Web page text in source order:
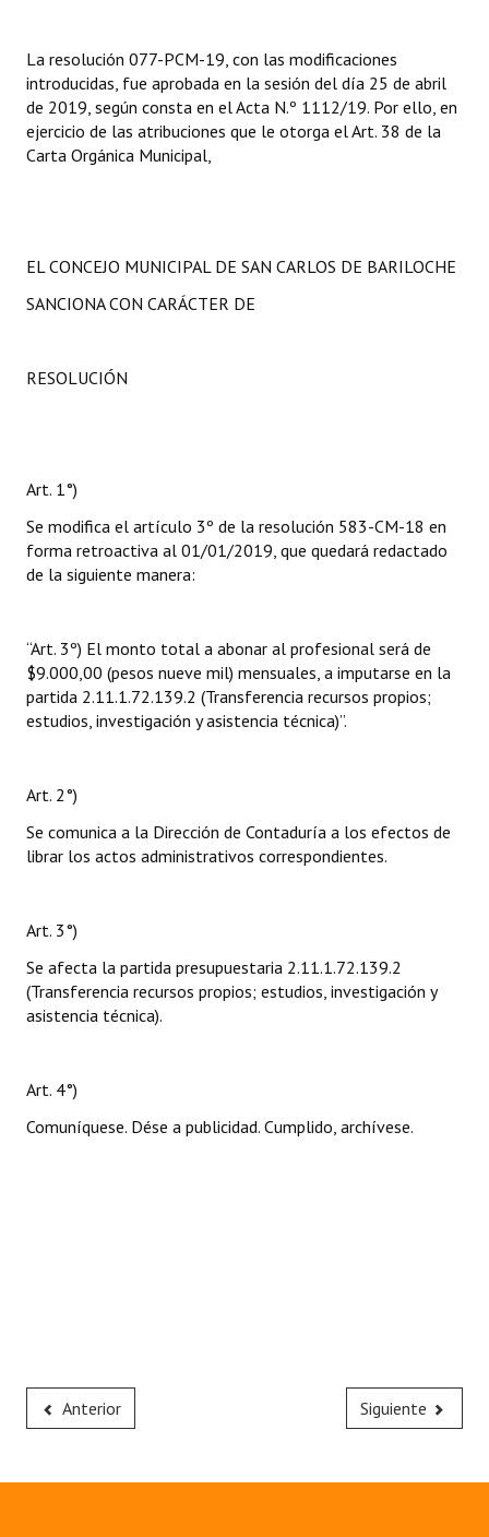
Audiencias Públicas - Registro
Mujeres que Dejaron Huellas - Registro
Periodistas Decanos - Registro
Reconocimientos - Registro
La resolución 077-PCM-19, con las modificaciones
introducidas, fue aprobada en la sesión del día 25 de abril
de 2019, según consta en el Acta N.º 1112/19. Por ello, en
ejercicio de las atribuciones que le otorga el Art. 38 de la
Carta Orgánica Municipal,
EL CONCEJO MUNICIPAL DE SAN CARLOS DE BARILOCHE
SANCIONA CON CARÁCTER DE
RESOLUCIÓN
Art. 1°)
Se modifica el artículo 3º de la resolución 583-CM-18 en
forma retroactiva al 01/01/2019, que quedará redactado
de la siguiente manera:
“Art. 3º) El monto total a abonar al profesional será de
$9.000,00 (pesos nueve mil) mensuales, a imputarse en la
partida 2.11.1.72.139.2 (Transferencia recursos propios;
estudios, investigación y asistencia técnica)”.
Art. 2°)
Se comunica a la Dirección de Contaduría a los efectos de
librar los actos administrativos correspondientes.
Art. 3°)
Se afecta la partida presupuestaria 2.11.1.72.139.2
(Transferencia recursos propios; estudios, investigación y
asistencia técnica).
Art. 4°)
Comuníquese. Dése a publicidad. Cumplido, archívese.
Anterior Siguiente